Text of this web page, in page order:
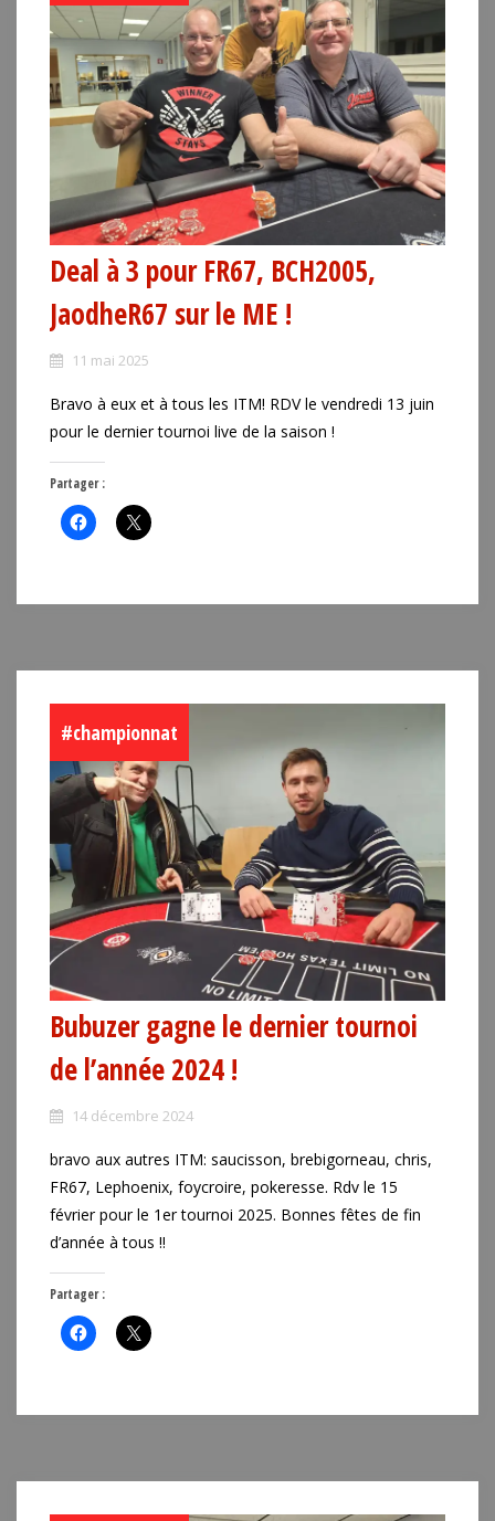
Deal à 3 pour FR67, BCH2005,
JaodheR67 sur le ME !
11 mai 2025
Bravo à eux et à tous les ITM! RDV le vendredi 13 juin
pour le dernier tournoi live de la saison !
Partager :
#championnat
Bubuzer gagne le dernier tournoi
de l’année 2024 !
14 décembre 2024
bravo aux autres ITM: saucisson, brebigorneau, chris,
FR67, Lephoenix, foycroire, pokeresse. Rdv le 15
février pour le 1er tournoi 2025. Bonnes fêtes de fin
d’année à tous !!
Partager :